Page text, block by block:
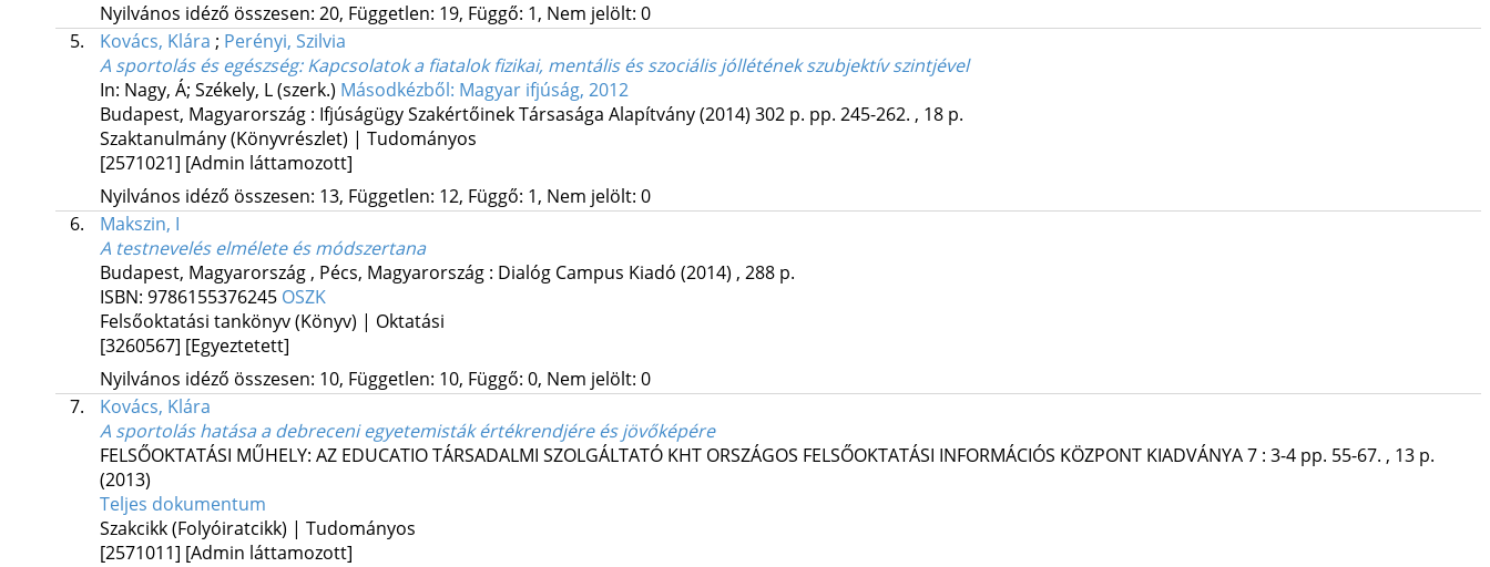
Nyilvános idéző összesen: 20, Független: 19, Függő: 1, Nem jelölt: 0
5.
Kovács, Klára ; Perényi, Szilvia
A sportolás és egészség: Kapcsolatok a fiatalok fizikai, mentális és szociális jóllétének szubjektív szintjével
In: Nagy, Á; Székely, L (szerk.) Másodkézből: Magyar ifjúság, 2012
Budapest, Magyarország : Ifjúságügy Szakértőinek Társasága Alapítvány(2014) 302 p. pp. 245-262. , 18 p.
Szaktanulmány (Könyvrészlet) | Tudományos
[2571021] [Admin láttamozott]
Nyilvános idéző összesen: 13, Független: 12, Függő: 1, Nem jelölt: 0
6.
Makszin, I
A testnevelés elmélete és módszertana
Budapest, Magyarország , Pécs, Magyarország : Dialóg Campus Kiadó (2014) , 288 p.
ISBN: 9786155376245 OSZK
Felsőoktatási tankönyv (Könyv) | Oktatási
[3260567] [Egyeztetett]
Nyilvános idéző összesen: 10, Független: 10, Függő: 0, Nem jelölt: 0
7.
Kovács, Klára
A sportolás hatása a debreceni egyetemisták értékrendjére és jövőképére
FELSŐOKTATÁSI MŰHELY: AZ EDUCATIO TÁRSADALMI SZOLGÁLTATÓ KHT ORSZÁGOS FELSŐOKTATÁSI INFORMÁCIÓS KÖZPONT KIADVÁNYA7: 3-4 pp. 55-67. , 13 p.
(2013)
Teljes dokumentum
Szakcikk (Folyóiratcikk) | Tudományos
[2571011] [Admin láttamozott]